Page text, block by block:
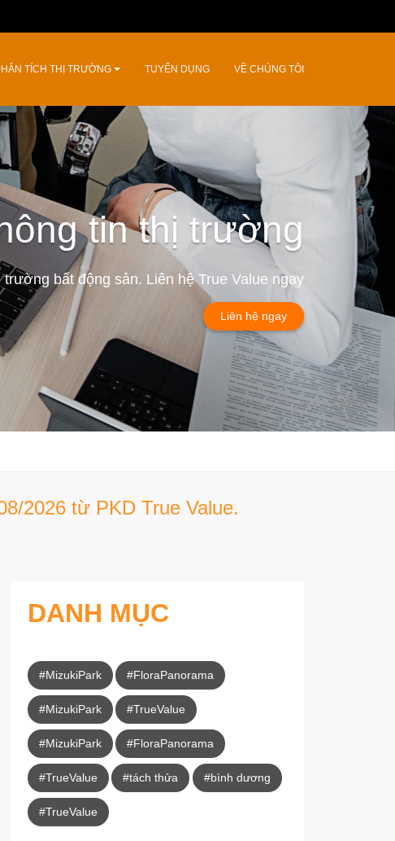
TÍCH THỊ TRƯỜNG TUYỂN DỤNG VỀ CHÚNG TÔI
tin thị trường
bất động sản. Liên hệ True Value ngay
Liên hệ ngay
2026 từ PKD True Value.
DANH MỤC
#MizukiPark #FloraPanorama
#MizukiPark #TrueValue
#MizukiPark #FloraPanorama
#TrueValue #tách thửa #bình dương
#TrueValue